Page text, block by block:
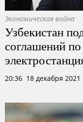
Экономическая война
Узбекистан
соглашений
20:36 18 декабря 2021